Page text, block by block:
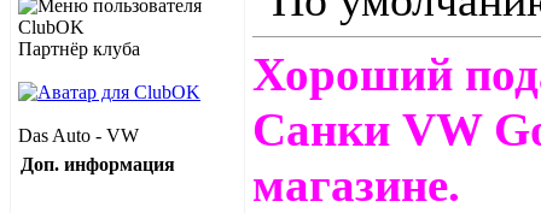
Партнёр клуба
Das Auto - VW
Доп. информация
Хороший
Санки VW
магазине.